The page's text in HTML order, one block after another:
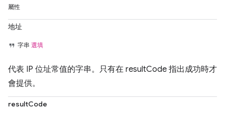
屬性
地址
字串 選填
代表 IP 位址常值的字串。只有在 resultCode 指出成功時才
會提供。
resultCode